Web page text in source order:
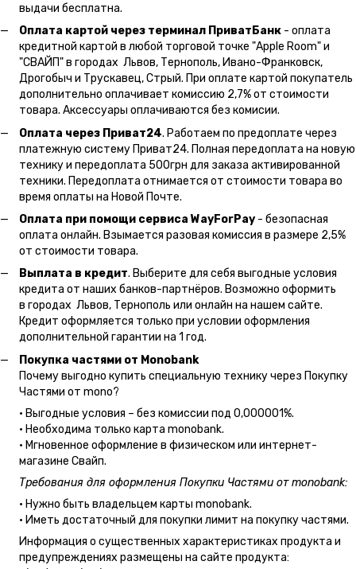
выдачи бесплатна.
Оплата картой через терминал ПриватБанк - оплата
кредитной картой в любой торговой точке "Apple Room" и
"СВАЙП" в городах Львов, Тернополь, Ивано-Франковск,
Дрогобыч и Трускавец, Стрый. При оплате картой покупатель
дополнительно оплачивает комиссию 2,7% от стоимости
товара. Аксессуары оплачиваются без комисии.
Оплата через Приват24. Работаем по предоплате через
платежную систему Приват24. Полная передоплата на новую
технику и передоплата 500грн для заказа активированной
техники. Передоплата отнимается от стоимости товара во
время оплаты на Новой Почте.
Оплата при помощи сервиса WayForPay - безопасная
оплата онлайн. Взымается разовая комиссия в размере 2,5%
от стоимости товара.
Выплата в кредит. Выберите для себя выгодные условия
кредита от наших банков-партнёров. Возможно оформить
в городах Львов, Тернополь или онлайн на нашем сайте.
Кредит оформляется только при условии оформления
дополнительной гарантии на 1 год.
Покупка частями от Monobank
Почему выгодно купить специальную технику через Покупку
Частями от mono?
• Выгодные условия – без комиссии под 0,000001%.
• Необходима только карта monobank.
• Мгновенное оформление в физическом или интернет-
магазине Cвайп.
Требования для оформления Покупки Частями от monobank:
• Нужно быть владельцем карты monobank.
• Иметь достаточный для покупки лимит на покупку частями.
Информация о существенных характеристиках продукта и
предупреждениях размещены на сайте продукта: